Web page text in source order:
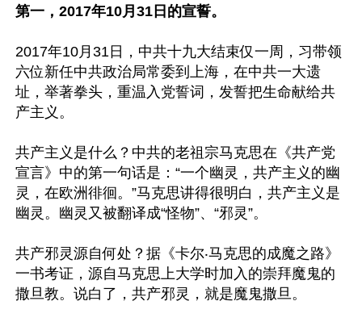
第一，2017年10月31日的宣誓。
2017年10月31日，中共十九大结束仅一周，习带领
六位新任中共政治局常委到上海，在中共一大遗
址，举著拳头，重温入党誓词，发誓把生命献给共
产主义。
共产主义是什么？中共的老祖宗马克思在《共产党
宣言》中的第一句话是：“一个幽灵，共产主义的幽
灵，在欧洲徘徊。”马克思讲得很明白，共产主义是
幽灵。幽灵又被翻译成“怪物”、“邪灵”。
共产邪灵源自何处？据《卡尔‧马克思的成魔之路》
一书考证，源自马克思上大学时加入的崇拜魔鬼的
撒旦教。说白了，共产邪灵，就是魔鬼撒旦。